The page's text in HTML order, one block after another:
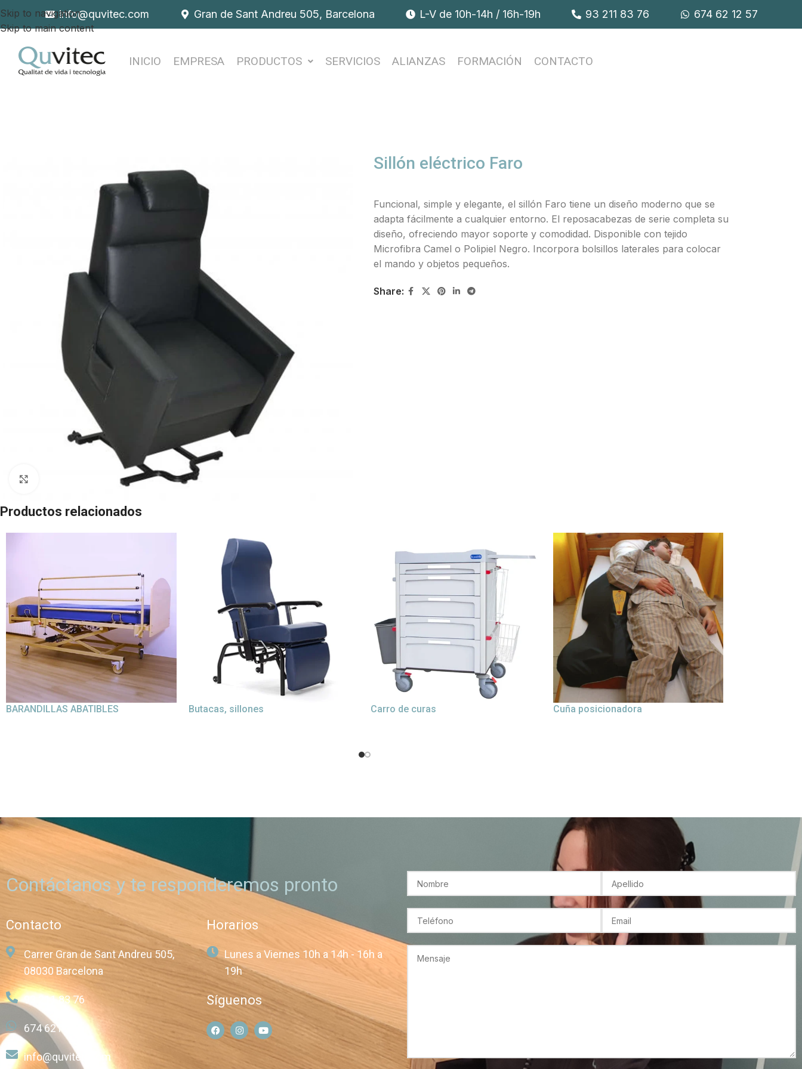
Skip to navigation
Skip to main content
info@quvitec.com Gran de Sant Andreu 505, Barcelona L-V de 10h-14h / 16h-19h 93 211 83 76 674 62 12 57
INICIO EMPRESA PRODUCTOS SERVICIOS ALIANZAS FORMACIÓN CONTACTO
Sillón eléctrico Faro
Funcional, simple y elegante, el sillón Faro tiene un diseño moderno que se
adapta fácilmente a cualquier entorno. El reposacabezas de serie completa su
diseño, ofreciendo mayor soporte y comodidad. Disponible con tejido
Microfibra Camel o Polipiel Negro. Incorpora bolsillos laterales para colocar
el mando y objetos pequeños.
Share:
Productos relacionados
BARANDILLAS ABATIBLES Butacas, sillones Carro de curas Cuña posicionadora
Contáctanos y te responderemos pronto
Contacto
Carrer Gran de Sant Andreu 505,
08030 Barcelona
93 211 83 76
674 621 257
info@quvitec.com
Horarios
Lunes a Viernes 10h a 14h - 16h a
19h
Síguenos